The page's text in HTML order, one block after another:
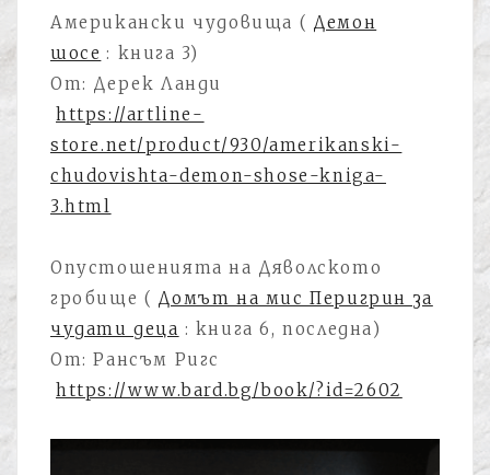
Американски чудовища ( Демон
шосе : книга 3)
От: Дерек Ланди
https://artline-
store.net/product/930/amerikanski-
chudovishta-demon-shose-kniga-
3.html
Опустошенията на Дяволското
гробище ( Домът на мис Перигрин за
чудати деца : книга 6, последна)
От: Рансъм Ригс
https://www.bard.bg/book/?id=2602